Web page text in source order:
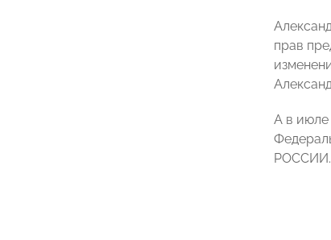
прав
А в июле
РОССИИ.